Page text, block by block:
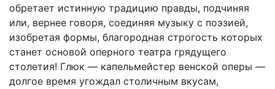
обретает истинную традицию правды, подчиняя
или, вернее говоря, соединяя музыку с поэзией,
изобретая формы, благородная строгость которых
станет основой оперного театра грядущего
столетия! Глюк — капельмейстер венской оперы —
долгое время угождал столичным вкусам,